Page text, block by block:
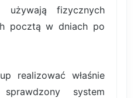
używają fizycznych
pocztą w dniach po
realizować właśnie
system